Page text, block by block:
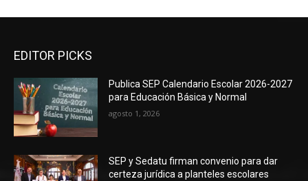
EDITOR PICKS
Publica SEP Calendario Escolar 2026-2027
para Educación Básica y Normal
agosto 1, 2026
SEP y Sedatu firman convenio para dar
certeza jurídica a planteles escolares